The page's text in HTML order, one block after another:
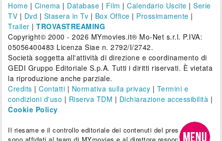
Home | Cinema | Database | Film |Calendario Uscite |Serie
TV | Dvd | Stasera in Tv | Box Office | Prossimamente |
Trailer |TROVASTREAMING
Copyright© 2000 - 2026 MYmovies.it® Mo-Net s.r.l. P.IVA:
05056400483 Licenza Siae n. 2792/I/2742.
Società soggetta all'attività di direzione e coordinamento di
GEDI Gruppo Editoriale S.p.A. Tutti i diritti riservati. È vietata
la riproduzione anche parziale.
Credits |Contatti | Normativa sulla privacy | Termini e
condizioni d'uso | Riserva TDM | Dichiarazione accessibilità |
Cookie Policy
Il riesame e il controllo editoriale dei contenuti del presente sito